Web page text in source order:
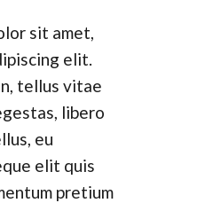
sit amet,
elit.
tellus vitae
libero
eu
elit quis
pretium